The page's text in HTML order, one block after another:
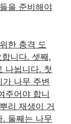
을 준비해야
한 충격 도
니다. 셋째,
나뉩니다. 첫
나무 주변
주어야 합니
리 재생이 거
. 둘째는 나무